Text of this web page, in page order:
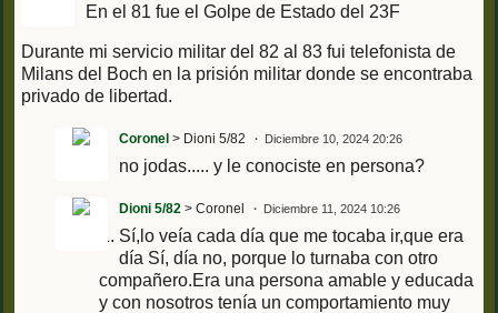
En el 81 fue el Golpe de Estado del 23F
Durante mi servicio militar del 82 al 83 fui telefonista de
Milans del Boch en la prisión militar donde se encontraba
privado de libertad.
Coronel > Dioni 5/82 Diciembre 10, 2024 20:26
no jodas..... y le conociste en persona?
Dioni 5/82 > Coronel Diciembre 11, 2024 10:26
Sí,lo veía cada día que me tocaba ir,que era
día Sí, día no, porque lo turnaba con otro
compañero.Era una persona amable y educada
y con nosotros tenía un comportamiento muy